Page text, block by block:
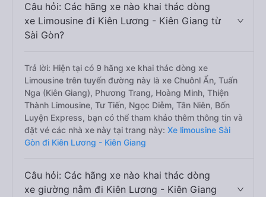
Câu hỏi: Các hãng xe nào khai thác dòng
xe Limousine đi Kiên Lương - Kiên Giang từ
Sài Gòn?
Trả lời: Hiện tại có 9 hãng xe khai thác dòng xe
Limousine trên tuyến đường này là xe Chuônl Ẩn, Tuấn
Nga (Kiên Giang), Phương Trang, Hoàng Minh, Thiện
Thành Limousine, Tư Tiến, Ngọc Diễm, Tân Niên, Bốn
Luyện Express, bạn có thể tham khảo thêm thông tin và
đặt vé các nhà xe này tại trang này: Xe limousine Sài
Gòn đi Kiên Lương - Kiên Giang
Câu hỏi: Các hãng xe nào khai thác dòng
xe giường nằm đi Kiên Lương - Kiên Giang